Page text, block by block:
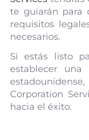
te guiarán para
requisitos
necesarios.
Si estás listo
establecer
Corporation
hacia el éxito.